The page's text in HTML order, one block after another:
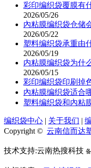
彩印编织袋覆膜有
2026/05/26
內粘膜编织袋仓储
2026/05/22
塑料编织袋承重由
2026/05/19
内粘膜编织袋为什
2026/05/15
彩印编织袋印刷掉
內粘膜编织袋适合
塑料编织袋和內粘
编织袋中心 | 关于我们 |
Copyright © 云南信而达
技术支持:云南热搜科技